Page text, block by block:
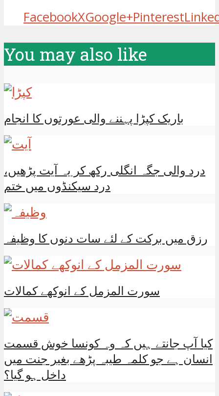
FacebookXGoogle+Pinterest
You may also like
باریک کپڑا پہننے والی عورتوں کا انجام
درد والی جگہ انگلی رکھ کر یہ آیت پڑھیں،
درد سیکنڈوں میں ختم
رزق میں برکت کے لئے سات دنوں کا وظیفہ
سورت المزمل کے انوکھے کمالات
کیا آپ جانتے ہیں کہ وہ کونسا خوش قسمت
انسان ہے جو کلمہ طیبہ پڑھے بغیر جنت میں
داخل ہو گیا؟